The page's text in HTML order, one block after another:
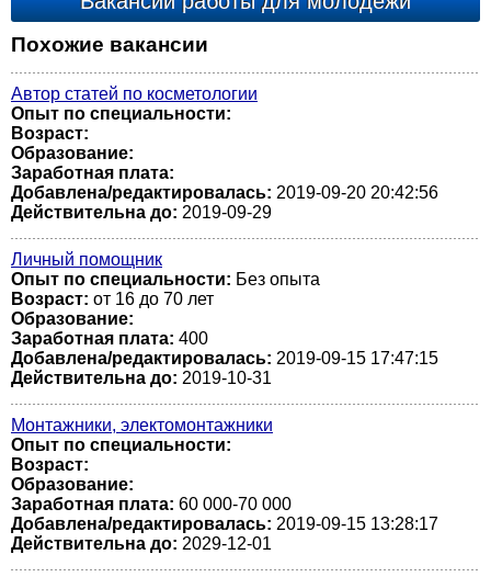
Похожие вакансии
Автор статей по косметологии
Опыт по специальности:
Возраст:
Образование:
Заработная плата:
Добавлена/редактировалась: 2019-09-20 20:42:56
Действительна до: 2019-09-29
Личный помощник
Опыт по специальности: Без опыта
Возраст: от 16 до 70 лет
Образование:
Заработная плата: 400
Добавлена/редактировалась: 2019-09-15 17:47:15
Действительна до: 2019-10-31
Монтажники, электомонтажники
Опыт по специальности:
Возраст:
Образование:
Заработная плата: 60 000-70 000
Добавлена/редактировалась: 2019-09-15 13:28:17
Действительна до: 2029-12-01